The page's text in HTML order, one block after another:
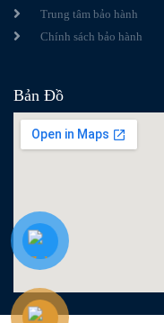
Trung tâm bảo hành
Chính sách bảo hành
Bản Đồ